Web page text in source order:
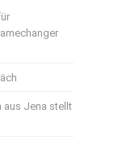
aus Jena stellt